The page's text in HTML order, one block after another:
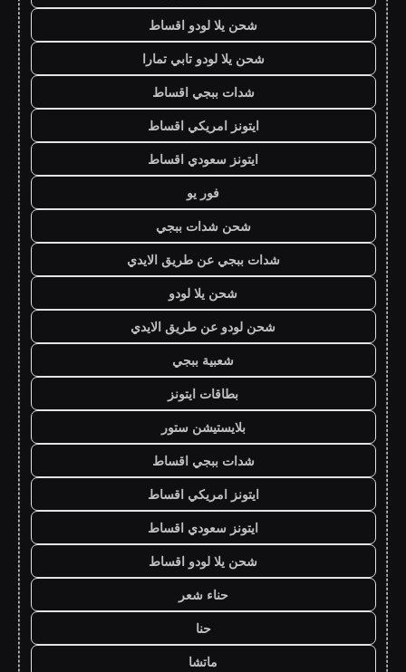
شحن يلا لودو اقساط
شحن يلا لودو تابي تمارا
شدات ببجي اقساط
ايتونز امريكي اقساط
ايتونز سعودي اقساط
فور يو
شحن شدات ببجي
شدات ببجي عن طريق الايدي
شحن يلا لودو
شحن لودو عن طريق الايدي
شعبية ببجي
بطاقات ايتونز
بلايستيشن ستور
شدات ببجي اقساط
ايتونز امريكي اقساط
ايتونز سعودي اقساط
شحن يلا لودو اقساط
حناء شعر
حنا
ماتشا